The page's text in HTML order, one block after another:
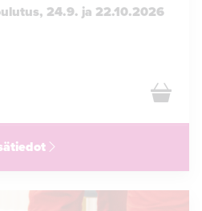
24.9. ja 22.10.2026